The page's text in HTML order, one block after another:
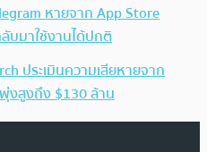
หายจาก App Store
บมาใช้งานได้ปกติ
ประเมินความเสียหายจาก
งสูงถึง $130 ล้าน